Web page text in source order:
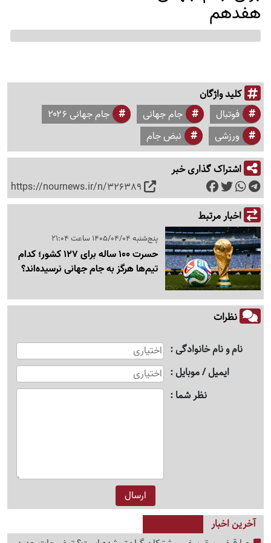
هفدهم
کلید واژگان
فوتبال جام جهانی
جام جهانی ۲۰۲۶
ورزشی
نبض جام
اشتراک گذاری خبر
https://nournews.ir/n/326389
اخبار مرتبط
پنج‌شنبه 1405/04/04 ساعت 21:04
حسرت 100 ساله برای 127 کشور؛ کدام
تیم‌ها هرگز به جام جهانی نرسیده‌اند؟
نظرات
نام و نام خانوادگی
ایمیل / موبایل
نظر شما
آخرین اخبار